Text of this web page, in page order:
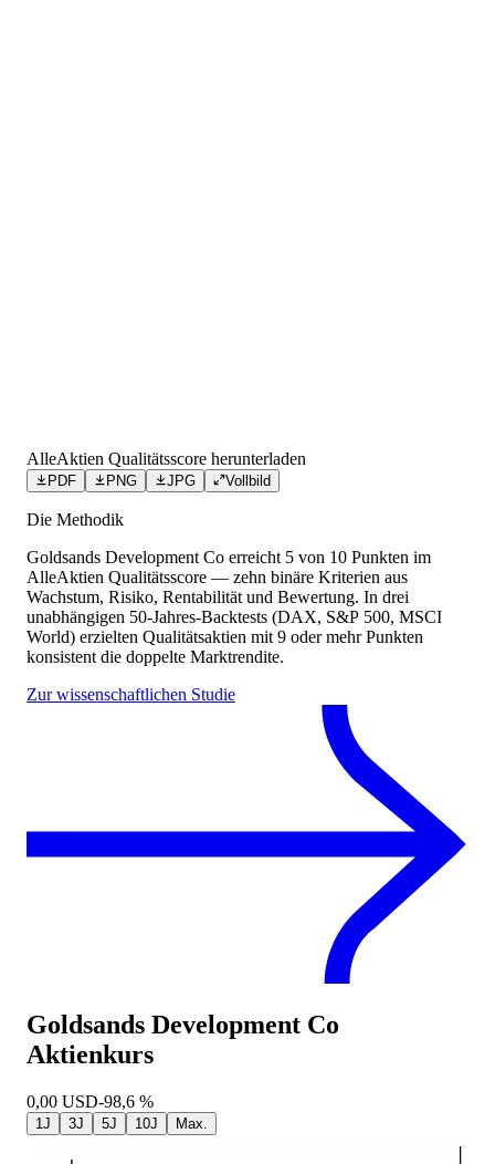
AlleAktien Qualitätsscore herunterladen
PDF PNG JPG Vollbild
Die Methodik
Goldsands Development Co erreicht 5 von 10 Punkten im
AlleAktien Qualitätsscore — zehn binäre Kriterien aus
Wachstum, Risiko, Rentabilität und Bewertung. In drei
unabhängigen 50-Jahres-Backtests (DAX, S&P 500, MSCI
World) erzielten Qualitätsaktien mit 9 oder mehr Punkten
konsistent die doppelte Marktrendite.
Zur wissenschaftlichen Studie
Goldsands Development Co
Aktienkurs
0,00 USD-98,6 %
1J 3J 5J 10J Max.
0